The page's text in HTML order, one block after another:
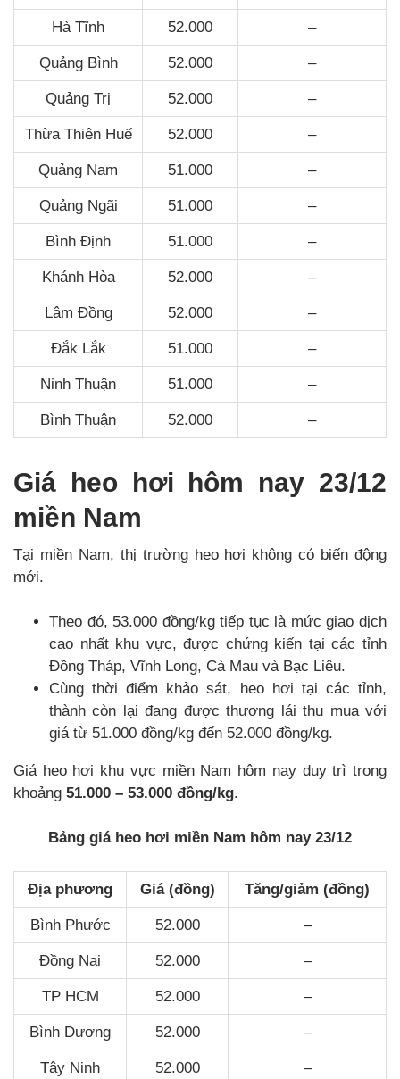
Hà Tĩnh 52.000 –
Quảng Bình 52.000 –
Quảng Trị 52.000 –
Thừa Thiên Huế 52.000 –
Quảng Nam 51.000 –
Quảng Ngãi 51.000 –
Bình Định 51.000 –
Khánh Hòa 52.000 –
Lâm Đồng 52.000 –
Đắk Lắk 51.000 –
Ninh Thuận 51.000 –
Bình Thuận 52.000 –
Giá heo hơi hôm nay 23/12
miền Nam
Tại miền Nam, thị trường heo hơi không có biến động
mới.
Theo đó, 53.000 đồng/kg tiếp tục là mức giao dịch
cao nhất khu vực, được chứng kiến tại các tỉnh
Đồng Tháp, Vĩnh Long, Cà Mau và Bạc Liêu.
Cùng thời điểm khảo sát, heo hơi tại các tỉnh,
thành còn lại đang được thương lái thu mua với
giá từ 51.000 đồng/kg đến 52.000 đồng/kg.
Giá heo hơi khu vực miền Nam hôm nay duy trì trong
khoảng 51.000 – 53.000 đồng/kg.
Bảng giá heo hơi miền Nam hôm nay 23/12
Địa phương Giá (đồng) Tăng/giảm (đồng)
Bình Phước 52.000 –
Đồng Nai 52.000 –
TP HCM 52.000 –
Bình Dương 52.000 –
Tây Ninh 52.000 –